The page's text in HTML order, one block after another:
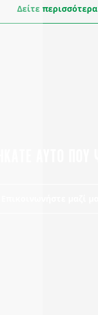
Δείτε περισσότερα